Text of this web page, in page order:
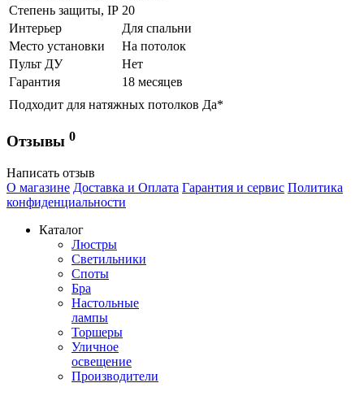
Степень защиты, IP 20
Интерьер
Для спальни
Место установки
На потолок
Пульт ДУ
Нет
Гарантия
18 месяцев
Подходит для натяжных потолков Да*
Отзывы 0
Написать отзыв
О магазине Доставка и Оплата Гарантия и сервис Политика
конфиденциальности
Каталог
Люстры
Светильники
Споты
Бра
Настольные
лампы
Торшеры
Уличное
освещение
Производители